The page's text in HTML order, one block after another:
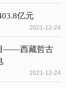
亿元
2021-12-24
——西藏哲古
2021-12-24